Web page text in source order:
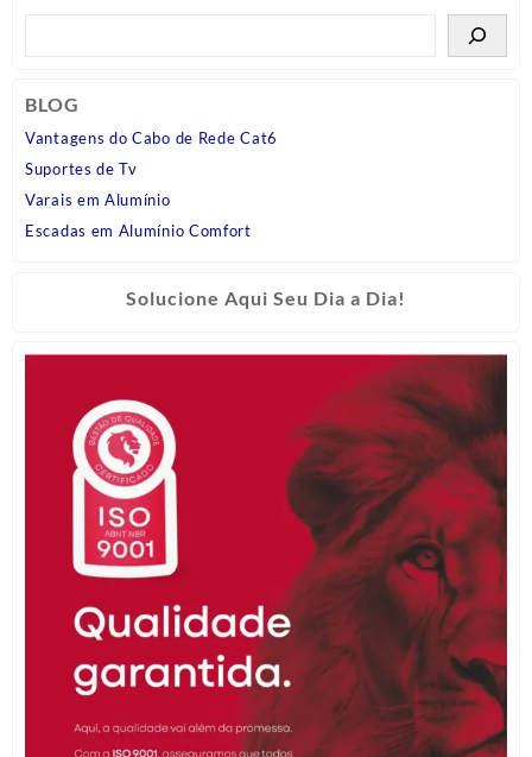
BLOG
Vantagens do Cabo de Rede Cat6
Suportes de Tv
Varais em Alumínio
Escadas em Alumínio Comfort
Solucione Aqui Seu Dia a Dia!